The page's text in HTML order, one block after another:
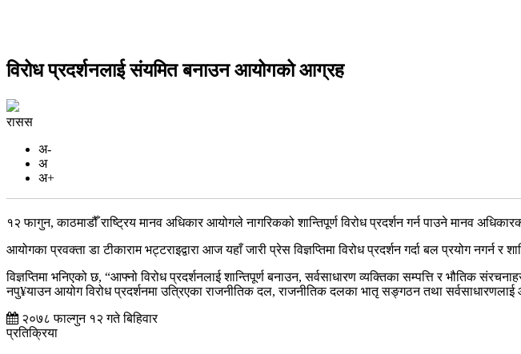
विरोध प्रदर्शनलाई संयमित बनाउन आयोगको आग्रह
रासस
अ-
अ
अ+
१२ फागुन, काठमाडौँ राष्ट्रिय मानव अधिकार आयोगले नागरिकको शान्तिपूर्ण विरोध प्रदर्शन गर्न पाउने मानव
आयोगका प्रवक्ता डा टीकाराम भट्टराइद्वारा आज यहाँ जारी प्रेस विज्ञप्तिमा विरोध प्रदर्शन गर्दा बल प्रयोग नगर्न
विज्ञप्तिमा भनिएको छ, “आफ्नो विरोध प्रदर्शनलाई शान्तिपूर्ण बनाउन, सर्वसाधारण व्यक्तिका सम्पत्ति र भौतिक
नपु¥याउन आयोग विरोध प्रदर्शनमा उत्रिएका राजनीतिक दल, राजनीतिक दलका भातृ सङ्गठन तथा सर्वसाधारणलाई
२०७८ फाल्गुन १२ गते बिहिवार
प्रतिक्रिया